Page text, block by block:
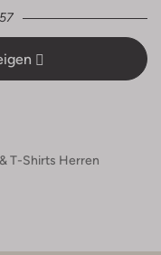
T-Shirts Herren